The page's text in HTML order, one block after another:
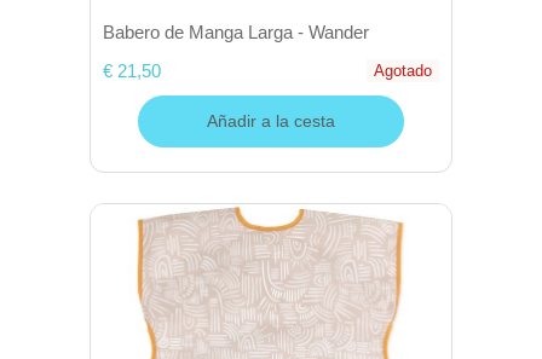
Babero de Manga Larga - Wander
€ 21,50
Agotado
Añadir a la cesta